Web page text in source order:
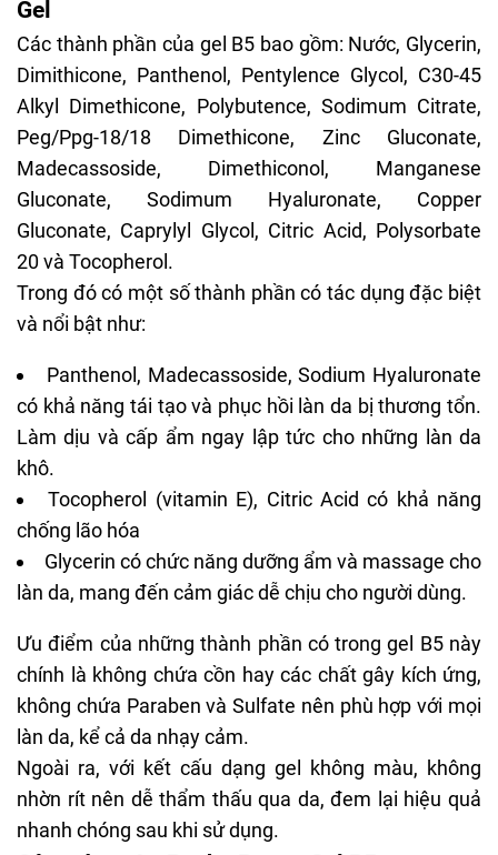
Gel
Các thành phần của gel B5 bao gồm: Nước, Glycerin,
Dimithicone, Panthenol, Pentylence Glycol, C30-45
Alkyl Dimethicone, Polybutence, Sodimum Citrate,
Peg/Ppg-18/18 Dimethicone, Zinc Gluconate,
Madecassoside, Dimethiconol, Manganese
Gluconate, Sodimum Hyaluronate, Copper
Gluconate, Caprylyl Glycol, Citric Acid, Polysorbate
20 và Tocopherol.
Trong đó có một số thành phần có tác dụng đặc biệt
và nổi bật như:
Panthenol, Madecassoside, Sodium Hyaluronate
có khả năng tái tạo và phục hồi làn da bị thương tổn.
Làm dịu và cấp ẩm ngay lập tức cho những làn da
khô.
Tocopherol (vitamin E), Citric Acid có khả năng
chống lão hóa
Glycerin có chức năng dưỡng ẩm và massage cho
làn da, mang đến cảm giác dễ chịu cho người dùng.
Ưu điểm của những thành phần có trong gel B5 này
chính là không chứa cồn hay các chất gây kích ứng,
không chứa Paraben và Sulfate nên phù hợp với mọi
làn da, kể cả da nhạy cảm.
Ngoài ra, với kết cấu dạng gel không màu, không
nhờn rít nên dễ thẩm thấu qua da, đem lại hiệu quả
nhanh chóng sau khi sử dụng.